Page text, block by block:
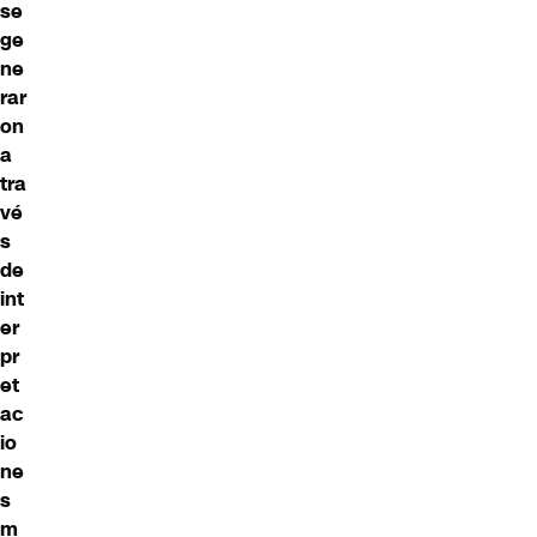
se
ge
ne
rar
on
a
tra
vé
s
de
int
er
pr
et
ac
io
ne
s
m